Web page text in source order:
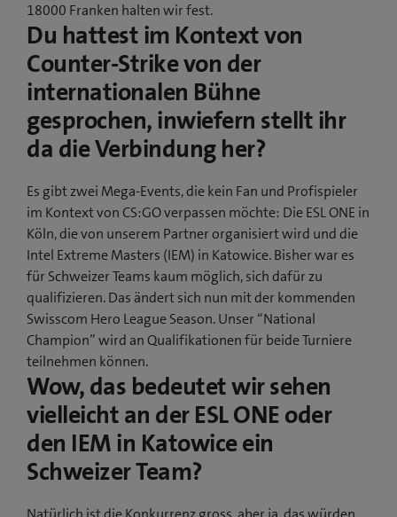
18000 Franken halten wir fest.
Du hattest im Kontext von
Counter-Strike von der
internationalen Bühne
gesprochen, inwiefern stellt ihr
da die Verbindung her?
Es gibt zwei Mega-Events, die kein Fan und Profispieler
im Kontext von CS:GO verpassen möchte: Die ESL ONE in
Köln, die von unserem Partner organisiert wird und die
Intel Extreme Masters (IEM) in Katowice. Bisher war es
für Schweizer Teams kaum möglich, sich dafür zu
qualifizieren. Das ändert sich nun mit der kommenden
Swisscom Hero League Season. Unser “National
Champion” wird an Qualifikationen für beide Turniere
teilnehmen können.
Wow, das bedeutet wir sehen
vielleicht an der ESL ONE oder
den IEM in Katowice ein
Schweizer Team?